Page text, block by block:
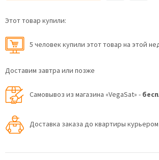
Этот товар купили:
5 человек купили этот товар на этой
Доставим завтра или позже
Самовывоз из магазина «VegaSat» -
Доставка заказа до квартиры курьером